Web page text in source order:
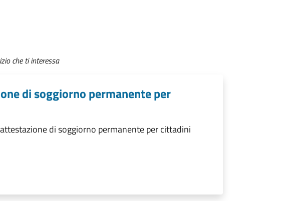
che ti interessa
di soggiorno permanente per
di soggiorno permanente per cittadini